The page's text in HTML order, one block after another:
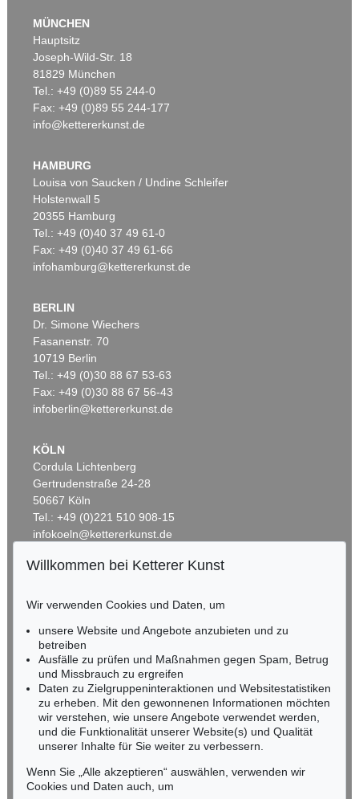
Auktion 420 - Lot 880
Ergebnis:€ 95.000
S. BALKENHOL
Mann mit weißem Hemd, 1993
Ergebnis:€ 78.750
Man on red line
Ergebnis:
Auktion 345 - Lot 384
Liegende Frau
, 1991
Ergebnis:€ 72.000
Auktion 514 - Lot 251
Auktion 496 - Lot 122
MÜNCHEN
Hauptsitz
Joseph-Wild-Str. 18
81829 München
Tel.: +49 (0)89 55 244-0
Fax: +49 (0)89 55 244-177
info@kettererkunst.de
HAMBURG
Louisa von Saucken / Undine Schleifer
Holstenwall 5
20355 Hamburg
Tel.: +49 (0)40 37 49 61-0
Fax: +49 (0)40 37 49 61-66
infohamburg@kettererkunst.de
BERLIN
Dr. Simone Wiechers
Fasanenstr. 70
10719 Berlin
Tel.: +49 (0)30 88 67 53-63
Fax: +49 (0)30 88 67 56-43
infoberlin@kettererkunst.de
KÖLN
Cordula Lichtenberg
Gertrudenstraße 24-28
50667 Köln
Tel.: +49 (0)221 510 908-15
infokoeln@kettererkunst.de
RHEINLAND-PFALZ
Miriam Heß
Tel.: +49 (0)62 21 58 80-038
Fax: +49 (0)62 21 58 80-595
infoheidelberg@kettererkunst.de
NORDDEUTSCHLAND
Nico Kassel, M.A.
Tel.: +49 (0)89 55244-164
Mobil: +49 (0)171 8618661
n.kassel@kettererkunst.de
Willkommen bei Ketterer Kunst
Wir verwenden Cookies und Daten, um
unsere Website und Angebote anzubieten und zu
betreiben
Ausfälle zu prüfen und Maßnahmen gegen Spam, Betrug
und Missbrauch zu ergreifen
Daten zu Zielgruppeninteraktionen und Websitestatistiken
zu erheben. Mit den gewonnenen Informationen möchten
wir verstehen, wie unsere Angebote verwendet werden,
und die Funktionalität unserer Website(s) und Qualität
unserer Inhalte für Sie weiter zu verbessern.
Wenn Sie „Alle akzeptieren“ auswählen, verwenden wir
Cookies und Daten auch, um